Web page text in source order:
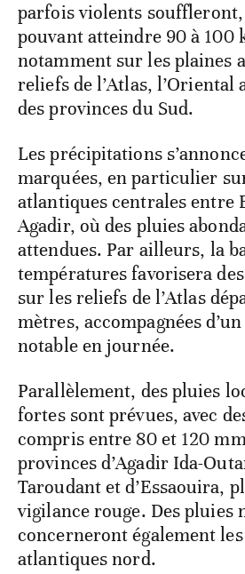
parfois violents souffleront,
pouvant atteindre 90 à 100
notamment sur les plaines
reliefs de l’Atlas, l’Oriental
des provinces du Sud.
Les précipitations
marquées, en particulier
atlantiques centrales entre
Agadir, où des pluies
attendues. Par ailleurs, la
températures favorisera
sur les reliefs de l’Atlas
mètres, accompagnées
notable en journée.
Parallèlement, des pluies
fortes sont prévues, avec
compris entre 80 et 120
provinces d’Agadir Ida-
Taroudant et d’Essaouira,
vigilance rouge. Des pluies
concerneront également
atlantiques nord.